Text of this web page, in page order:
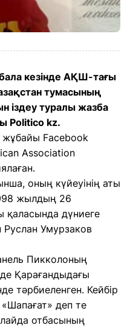
кезінде АҚШ-тағы
тумасының
іздеу туралы жазба
Politico kz.
Facebook
Association
оның күйеуінің аты
жылдың 26
қаласында дүниеге
Руслан Умурзаков
Пикколоның
Қарағандыдағы
тәрбиеленген. Кейбір
деп те
отбасының